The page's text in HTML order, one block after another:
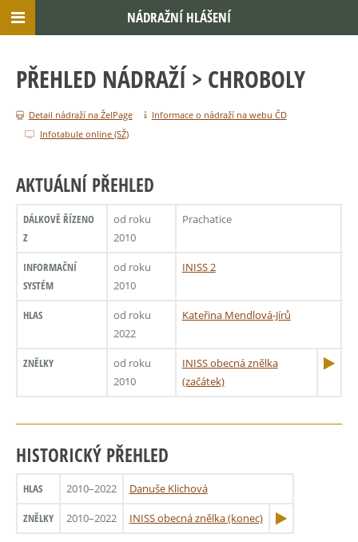
PŘEHLED NÁDRAŽÍ > CHROBOLY
Detail nádraží na ŽelPage
Informace o nádraží na webu ČD
Infotabule online (SŽ)
AKTUÁLNÍ PŘEHLED
DÁLKOVĚ ŘÍZENO
Z
od roku
2010
Prachatice
INFORMAČNÍ
SYSTÉM
od roku
2010
INISS 2
HLAS
od roku
2022
Kateřina Mendlová-Jírů
ZNĚLKY
od roku
2010
INISS obecná znělka
(začátek)
HISTORICKÝ PŘEHLED
HLAS 2010–2022 Danuše Klichová
ZNĚLKY 2010–2022 INISS obecná znělka (konec)
NÁDRAŽNÍ HLÁŠENÍ